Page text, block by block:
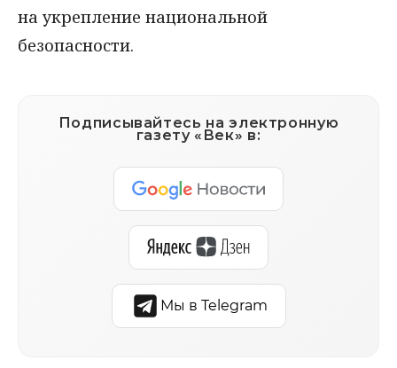
на укрепление национальной
безопасности.
Подписывайтесь на электронную
газету «Век» в:
Мы в Telegram